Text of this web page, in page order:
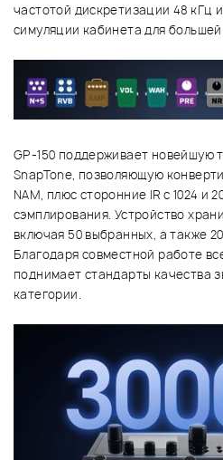
частотой дискретизации 48 кГц
симуляции кабинета для
GP-150 поддерживает новейшую
SnapTone, позволяющую
NAM, плюс сторонние IR с 1024 и
сэмплирования. Устройство
включая 50 выбранных, а также
Благодаря совместной работе
поднимает стандарты качества
категории.